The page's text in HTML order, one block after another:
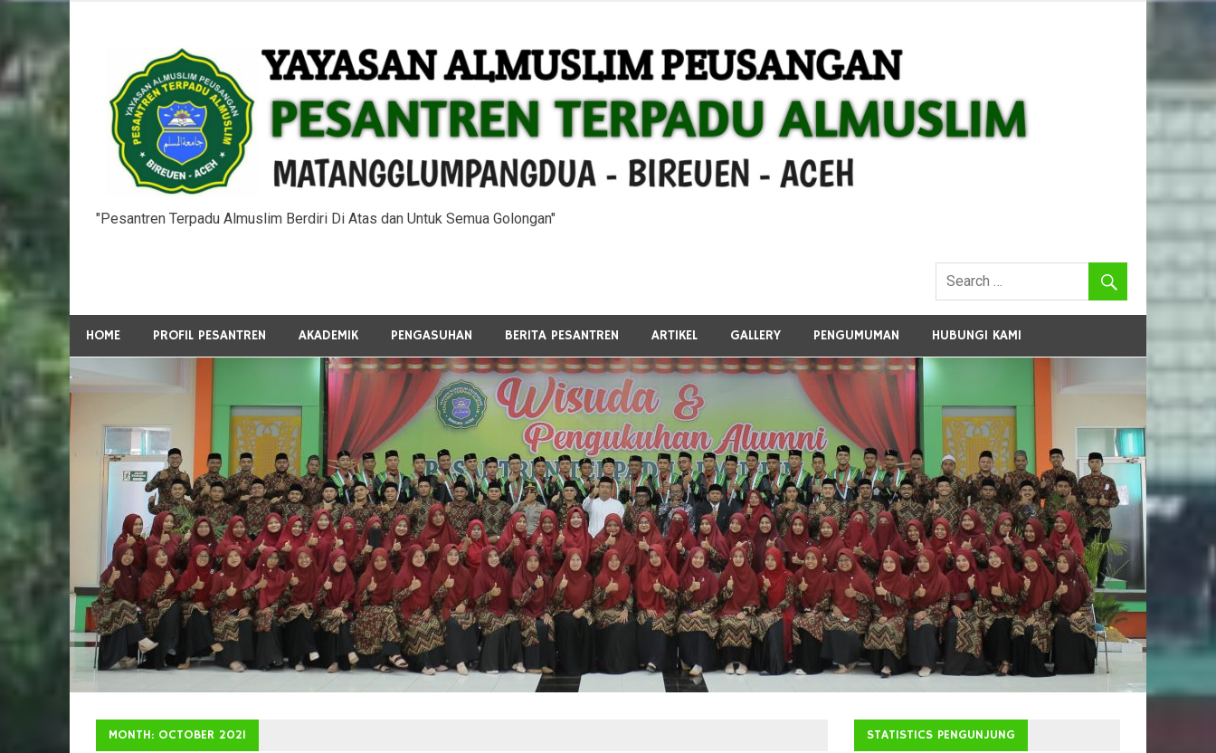
"Pesantren Terpadu Almuslim Berdiri Di Atas dan Untuk Semua Golongan"
HOME PROFIL PESANTREN AKADEMIK PENGASUHAN BERITA PESANTREN ARTIKEL GALLERY PENGUMUMAN HUBUNGI KAMI
MONTH: OCTOBER 2021 STATISTICS PENGUNJUNG